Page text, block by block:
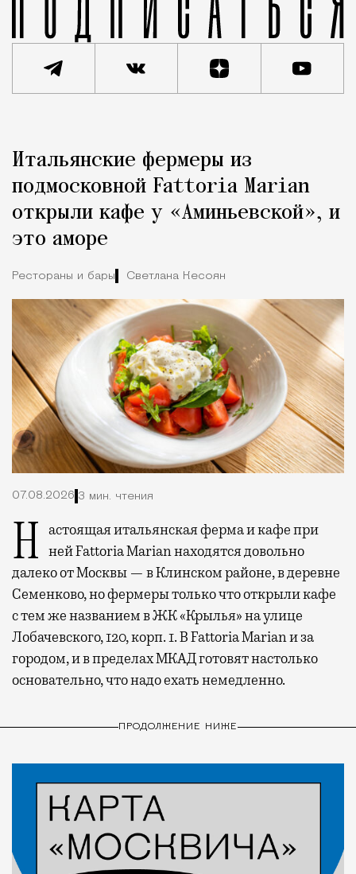
Город
Итальянские фермеры из
подмосковной Fattoria Marian
открыли кафе у «Аминьевской», и
это аморе
Рестораны и бары Светлана Кесоян
07.08.2026 3 мин. чтения
Настоящая итальянская ферма и кафе при ней Fattoria Marian находятся довольно
далеко от Москвы — в Клинском районе, в деревне
Семенково, но фермеры только что открыли кафе
с тем же названием в ЖК «Крылья» на улице
Лобачевского, 120, корп. 1. В Fattoria Marian и за
городом, и в пределах МКАД готовят настолько
основательно, что надо ехать немедленно.
ПРОДОЛЖЕНИЕ НИЖЕ